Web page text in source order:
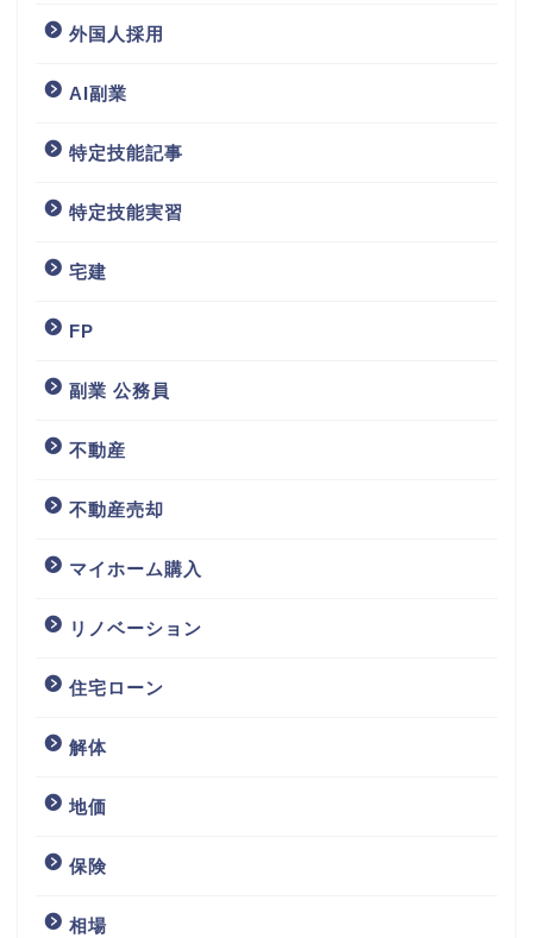
外国人採用
AI副業
特定技能記事
特定技能実習
宅建
FP
副業 公務員
不動産
不動産売却
マイホーム購入
リノベーション
住宅ローン
解体
地価
保険
相場